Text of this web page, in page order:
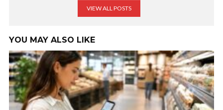
VIEW ALL POSTS
YOU MAY ALSO LIKE